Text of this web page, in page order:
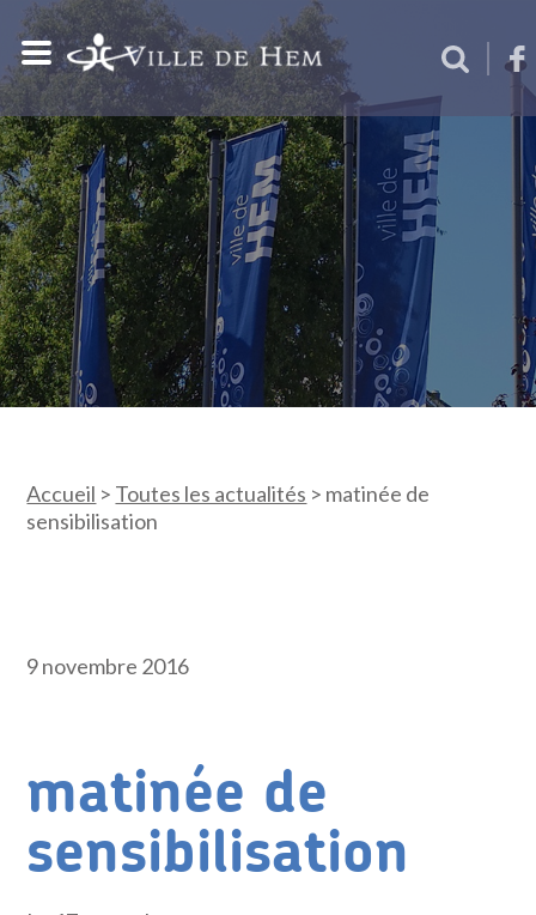
Accueil > Toutes les actualités > matinée de
sensibilisation
9 novembre 2016
matinée de
sensibilisation